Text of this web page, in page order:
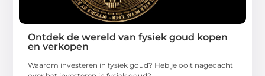
Ontdek de wereld van fysiek goud kopen
en verkopen
Waarom investeren in fysiek goud? Heb je ooit nagedacht